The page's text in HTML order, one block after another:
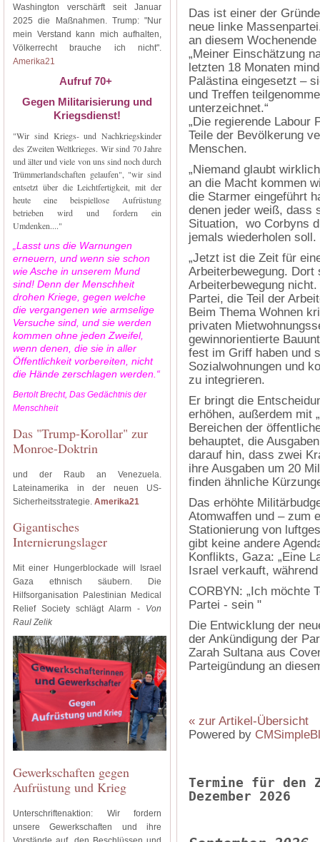
Washington verschärft seit Januar
2025 die Maßnahmen. Trump: "Nur
mein Verstand kann mich aufhalten,
Völkerrecht brauche ich nicht".
Amerika21
Aufruf 70+
Gegen Militarisierung und
Kriegsdienst!
"Wir sind Kriegs- und Nachkriegskinder
des Zweiten Weltkrieges. Wir sind 70 Jahre
und älter und viele von uns sind noch durch
Trümmerlandschaften gelaufen", "wir sind
entsetzt über die Leichtfertigkeit, mit der
heute eine beispiellose Aufrüstung
betrieben wird und fordern ein
Umdenken...."
„Lasst uns die Warnungen
erneuern, und wenn sie schon
wie Asche in unserem Mund
sind! Denn der Menschheit
drohen Kriege, gegen welche
die vergangenen wie armselige
Versuche sind, und sie werden
kommen ohne jeden Zweifel,
wenn denen, die sie in aller
Öffentlichkeit vorbereiten, nicht
die Hände zerschlagen werden.“
Bertolt Brecht, Das Gedächtnis der
Menschheit
Das "Trump-Korollar" zur
Monroe-Doktrin
und der Raub an Venezuela.
Lateinamerika in der neuen US-
Sicherheitsstrategie. Amerika21
Gigantisches
Internierungslager
Mit einer Hungerblockade will Israel
Gaza ethnisch säubern. Die
Hilfsorganisation Palestinian Medical
Relief Society schlägt Alarm - Von
Raul Zelik
Gewerkschaften gegen
Aufrüstung und Krieg
Unterschriftenaktion: Wir fordern
unsere Gewerkschaften und ihre
Das ist einer der
neue linke
an diesem
„Meiner Einschätzung
letzten 18 Monaten
Palästina eingesetzt –
und Treffen
unterzeichnet.“
„Die regierende Labour
Teile der Bevölkerung
Menschen.
„Niemand glaubt
an die Macht kommen
die Starmer eingeführt
denen jeder weiß, dass
Situation, wo Corbyns
jemals wiederholen soll.
„Jetzt ist die Zeit für
Arbeiterbewegung.
Arbeiterbewegung
Partei, die Teil der
Beim Thema Wohnen
privaten
gewinnorientierte
fest im Griff haben und
Sozialwohnungen und
zu integrieren.
Er bringt die
erhöhen, außerdem mit
Bereichen der
behauptet, die
darauf hin, dass zwei
ihre Ausgaben um 20
finden ähnliche
Das erhöhte
Atomwaffen und – zum
Stationierung von
gibt keine andere
Konflikts, Gaza: „Eine
Israel verkauft,
CORBYN: „Ich möchte
Partei - sein "
Die Entwicklung der
der Ankündigung der
Zarah Sultana aus
Parteigündung an
« zur Artikel-Übersicht
Powered by
Termine für den
Dezember 2026